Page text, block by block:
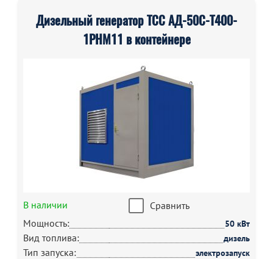
Дизельный генератор ТСС АД-50С-Т400-
1РНМ11 в контейнере
В наличии
Сравнить
Мощность:
50 кВт
Вид топлива: дизель
Тип запуска: электрозапуск